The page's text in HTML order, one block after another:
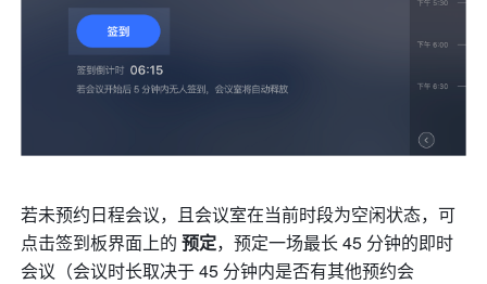
若未预约日程会议，且会议室在当前时段为空闲状态，可
点击签到板界面上的 预定，预定一场最长 45 分钟的即时
会议（会议时长取决于 45 分钟内是否有其他预约会